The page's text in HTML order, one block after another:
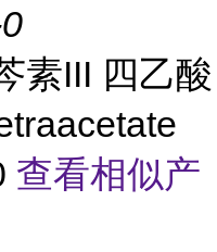
素III 四乙酸
查看相似产